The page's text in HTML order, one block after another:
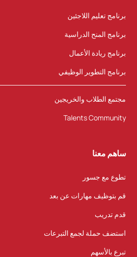
برنامج تعليم اللاجئين
برنامج المنح الدراسية
برنامج ريادة الأعمال
برنامج التطوير الوظيفي
مجتمع الطلاب والخريجين
Talents Community
ساهم معنا
تطوع مع جسور
قم بتوظيف مهارات عن بعد
قدم تدريب
استضف حملة لجمع التبرعات
تبرع بالأسهم